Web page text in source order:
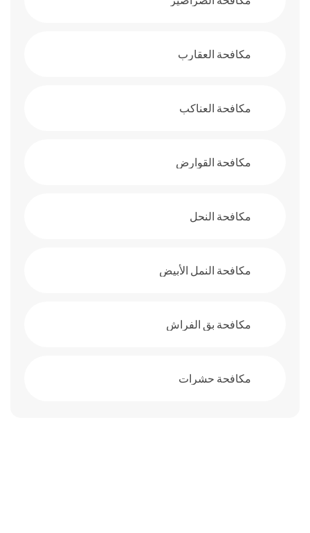
مكافحة العقارب
مكافحة العناكب
مكافحة القوارض
مكافحة النحل
مكافحة النمل الأبيض
مكافحة بق الفراش
مكافحة حشرات